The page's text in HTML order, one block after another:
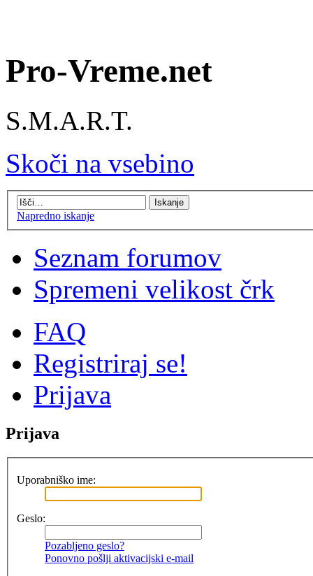
Pro-Vreme.net
S.M.A.R.T.
Skoči na vsebino
Napredno iskanje
Seznam forumov
Spremeni velikost črk
FAQ
Registriraj se!
Prijava
Prijava
Uporabniško ime:
Geslo:
Pozabljeno geslo?
Ponovno pošlji aktivacijski e-mail